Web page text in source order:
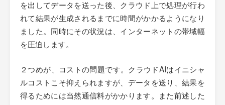
を出してデータを送った後、クラウド上で処理が行わ
れて結果が生成されるまでに時間がかかるようになり
ました。同時にその状況は、インターネットの帯域幅
を圧迫します。
２つめが、コストの問題です。クラウドAIはイニシャ
ルコストこそ抑えられますが、データを送り、結果を
得るためには当然通信料がかかります。また前述した